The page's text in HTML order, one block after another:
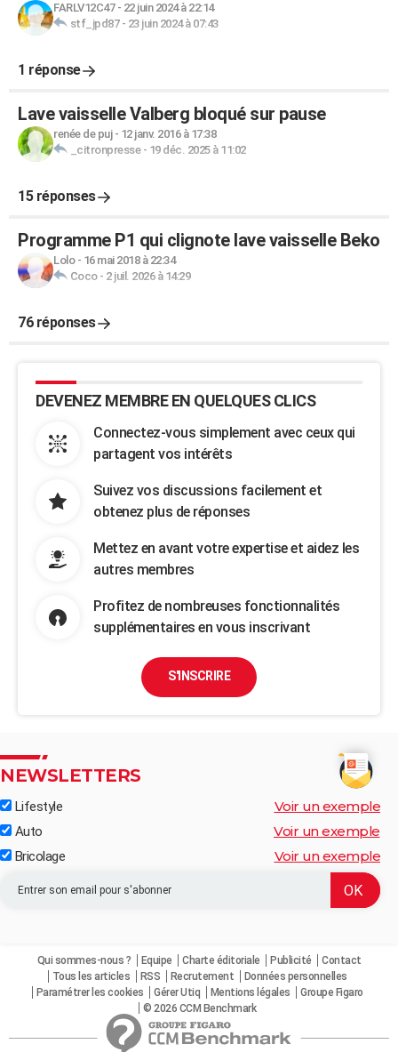
FARLV12C47- 22 juin 2024 à 22:14
stf_jpd87- 23 juin 2024 à 07:43
1 réponse
Lave vaisselle Valberg bloqué sur pause
renée de puj- 12 janv. 2016 à 17:38
_citronpresse- 19 déc. 2025 à 11:02
15 réponses
Programme P1 qui clignote lave vaisselle Beko
Lolo- 16 mai 2018 à 22:34
Coco- 2 juil. 2026 à 14:29
76 réponses
DEVENEZ MEMBRE EN QUELQUES CLICS
Connectez-vous simplement avec ceux qui
partagent vos intérêts
Suivez vos discussions facilement et
obtenez plus de réponses
Mettez en avant votre expertise et aidez les
autres membres
Profitez de nombreuses fonctionnalités
supplémentaires en vous inscrivant
S'INSCRIRE
NEWSLETTERS
Lifestyle Voir un exemple
Auto Voir un exemple
Bricolage Voir un exemple
Qui sommes-nous ? Equipe Charte éditoriale Publicité
Contact
Tous les articles
RSS Recrutement
Données personnelles
Paramétrer les cookies
Gérer Utiq Mentions légales
Groupe Figaro
© 2026 CCM Benchmark